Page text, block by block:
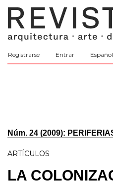
Registrarse Entrar
Núm. 24 (2009):
ARTÍCULOS
LA